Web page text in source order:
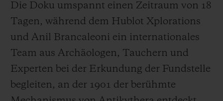
Die Doku umspannt einen Zeitraum von 18
Tagen, während dem Hublot Xplorations
und Anil Brancaleoni ein internationales
Team aus Archäologen, Tauchern und
Experten bei der Erkundung der Fundstelle
begleiten, an der 1901 der berühmte